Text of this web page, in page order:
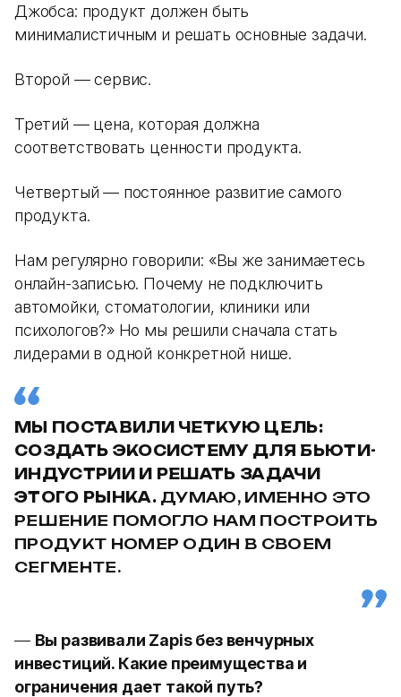
Джобса: продукт должен быть
минималистичным и решать основные задачи.
Второй — сервис.
Третий — цена, которая должна
соответствовать ценности продукта.
Четвертый — постоянное развитие самого
продукта.
Нам регулярно говорили: «Вы же занимаетесь
онлайн-записью. Почему не подключить
автомойки, стоматологии, клиники или
психологов?» Но мы решили сначала стать
лидерами в одной конкретной нише.
МЫ ПОСТАВИЛИ ЧЕТКУЮ ЦЕЛЬ:
СОЗДАТЬ ЭКОСИСТЕМУ ДЛЯ БЬЮТИ-
ИНДУСТРИИ И РЕШАТЬ ЗАДАЧИ
ЭТОГО РЫНКА. ДУМАЮ, ИМЕННО ЭТО
РЕШЕНИЕ ПОМОГЛО НАМ ПОСТРОИТЬ
ПРОДУКТ НОМЕР ОДИН В СВОЕМ
СЕГМЕНТЕ.
— Вы развивали Zapis без венчурных
инвестиций. Какие преимущества и
ограничения дает такой путь?